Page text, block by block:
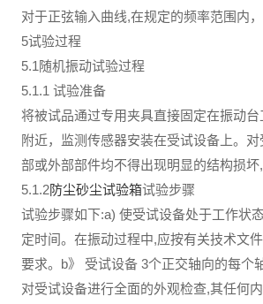
对于正弦输入曲线,在规定的频率范围内
5试验过程
5.1随机振动试验过程
5.1.1 试验准备
将被试品通过专用夹具直接固定在振动
附近，监测传感器安装在受试设备上。
部或外部部件均不得出现明显的结构损
5.1.2防尘砂尘试验箱试验步骤
试验步骤如下:a) 使受试设备处于工作状
定时间。在振动过程中,应按有关技术文
要求。b》 受试设备 3个正交轴向的每个
对受试设备进行全面的外观检查,其任何